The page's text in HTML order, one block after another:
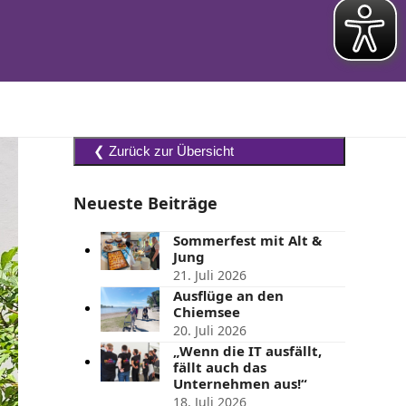
Neueste Beiträge
Sommerfest mit Alt &
Jung
21. Juli 2026
Ausflüge an den
Chiemsee
20. Juli 2026
„Wenn die IT ausfällt,
fällt auch das
Unternehmen aus!“
18. Juli 2026